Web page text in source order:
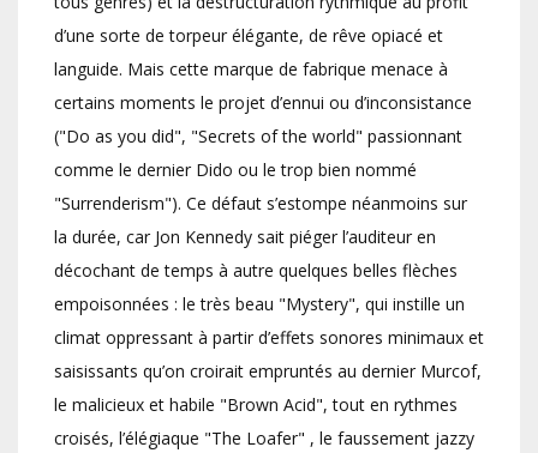
d’une sorte de torpeur élégante, de rêve opiacé et
languide. Mais cette marque de fabrique menace à
certains moments le projet d’ennui ou d’inconsistance
("Do as you did", "Secrets of the world" passionnant
comme le dernier Dido ou le trop bien nommé
"Surrenderism"). Ce défaut s’estompe néanmoins sur
la durée, car Jon Kennedy sait piéger l’auditeur en
décochant de temps à autre quelques belles flèches
empoisonnées : le très beau "Mystery", qui instille un
climat oppressant à partir d’effets sonores minimaux et
saisissants qu’on croirait empruntés au dernier Murcof,
le malicieux et habile "Brown Acid", tout en rythmes
croisés, l’élégiaque "The Loafer" , le faussement jazzy